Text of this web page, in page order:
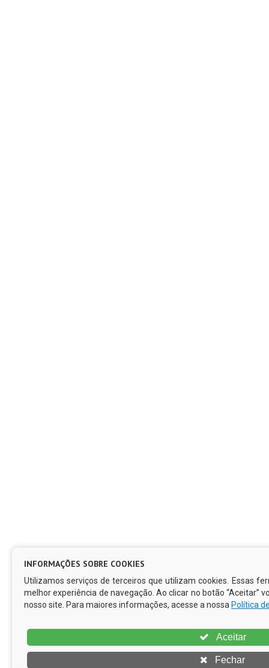
INFORMAÇÕES SOBRE COOKIES
Utilizamos serviços de terceiros que utilizam cookies. Essas
melhor experiência de navegação. Ao clicar no botão “Aceitar”
nosso site. Para maiores informações, acesse a nossa Política
Aceitar
Fechar